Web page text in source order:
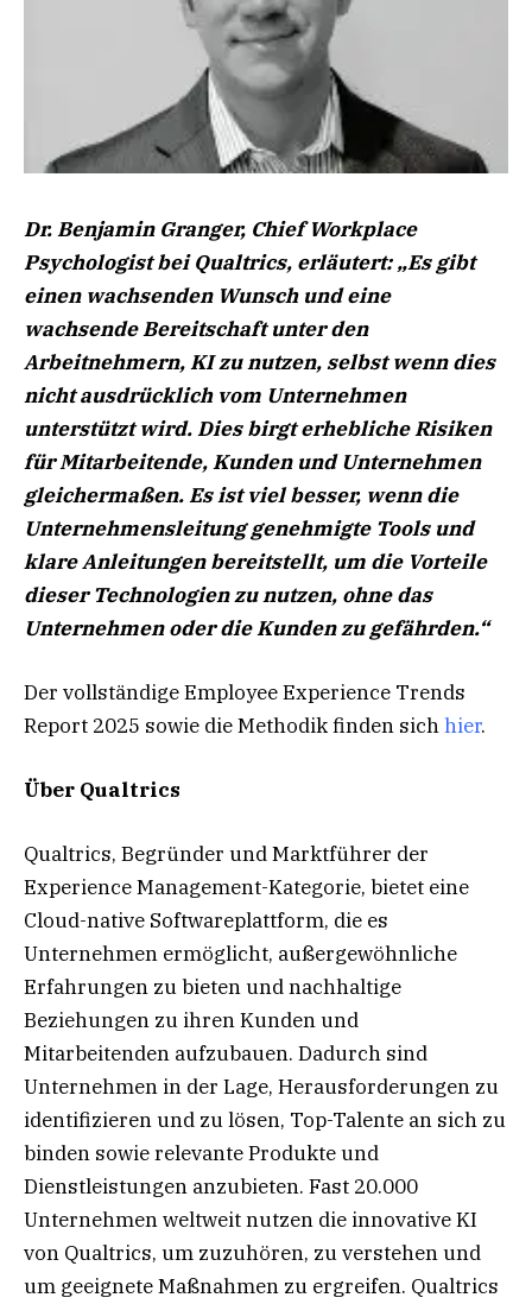
Dr. Benjamin Granger, Chief Workplace
Psychologist bei Qualtrics, erläutert:„Es gibt
einen wachsenden Wunsch und eine
wachsende Bereitschaft unter den
Arbeitnehmern, KI zu nutzen, selbst wenn dies
nicht ausdrücklich vom Unternehmen
unterstützt wird. Dies birgt erhebliche Risiken
für Mitarbeitende, Kunden und Unternehmen
gleichermaßen. Es ist viel besser, wenn die
Unternehmensleitung genehmigte Tools und
klare Anleitungen bereitstellt, um die Vorteile
dieser Technologien zu nutzen, ohne das
Unternehmen oder die Kunden zu gefährden.“
Der vollständige Employee Experience Trends
Report 2025 sowie die Methodik finden sichhier.
Über Qualtrics
Qualtrics, Begründer und Marktführer der
Experience Management-Kategorie, bietet eine
Cloud-native Softwareplattform, die es
Unternehmen ermöglicht, außergewöhnliche
Erfahrungen zu bieten und nachhaltige
Beziehungen zu ihren Kunden und
Mitarbeitenden aufzubauen. Dadurch sind
Unternehmen in der Lage, Herausforderungen zu
identifizieren und zu lösen, Top-Talente an sich zu
binden sowie relevante Produkte und
Dienstleistungen anzubieten. Fast 20.000
Unternehmen weltweit nutzen die innovative KI
von Qualtrics, um zuzuhören, zu verstehen und
um geeignete Maßnahmen zu ergreifen. Qualtrics